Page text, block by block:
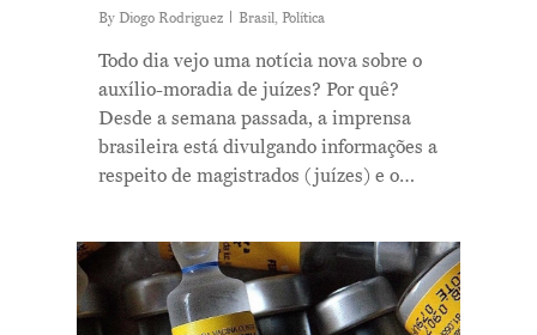
By Diogo Rodriguez Brasil ,Política
Todo dia vejo uma notícia nova sobre o
auxílio-moradia de juízes? Por quê?
Desde a semana passada, a imprensa
brasileira está divulgando informações a
respeito de magistrados (juízes) e o…